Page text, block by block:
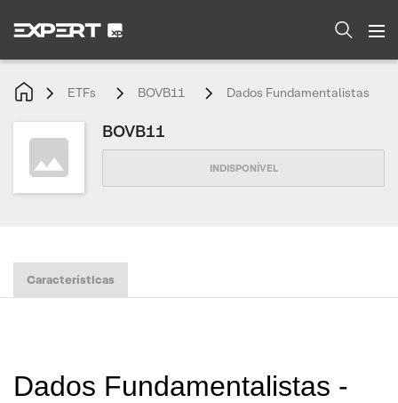
ETFs BOVB11 Dados Fundamentalistas
BOVB11
Características
Dados Fundamentalistas -